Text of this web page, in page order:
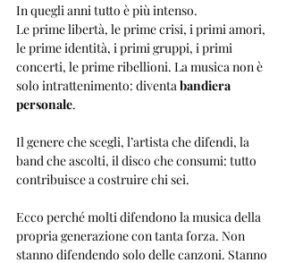
In quegli anni tutto è più intenso.
Le prime libertà, le prime crisi, i primi amori,
le prime identità, i primi gruppi, i primi
concerti, le prime ribellioni. La musica non è
solo intrattenimento: diventa bandiera
personale.
Il genere che scegli, l’artista che difendi, la
band che ascolti, il disco che consumi: tutto
contribuisce a costruire chi sei.
Ecco perché molti difendono la musica della
propria generazione con tanta forza. Non
stanno difendendo solo delle canzoni. Stanno